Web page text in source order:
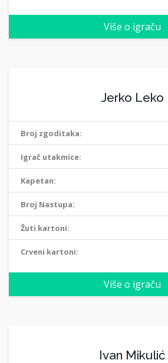
Više o igraču
Jerko Leko
Broj zgoditaka:
Igrač utakmice:
Kapetan:
Broj Nastupa:
Žuti kartoni:
Crveni kartoni:
Više o igraču
Ivan Mikulić